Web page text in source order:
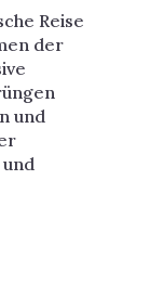
Reise
der
und